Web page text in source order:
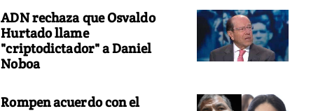
ADN rechaza que Osvaldo
Hurtado llame
"criptodictador" a Daniel
Noboa
Rompen acuerdo con el